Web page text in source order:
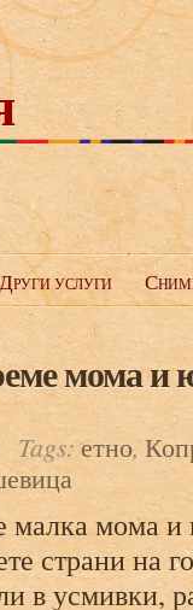
Други услуги
мома
Tags: етно,
малка мома и
страни на
в усмивки,